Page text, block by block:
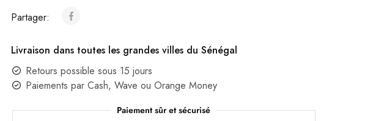
Partager:
Livraison dans toutes les grandes villes du Sénégal
Retours possible sous 15 jours
Paiements par Cash, Wave ou Orange Money
Paiement sûr et sécurisé